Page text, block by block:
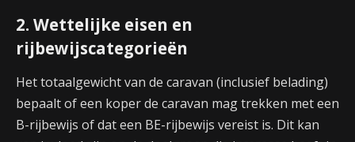
2. Wettelijke eisen en
rijbewijscategorieën
Het totaalgewicht van de caravan (inclusief belading)
bepaalt of een koper de caravan mag trekken met een
B-rijbewijs of dat een BE-rijbewijs vereist is. Dit kan